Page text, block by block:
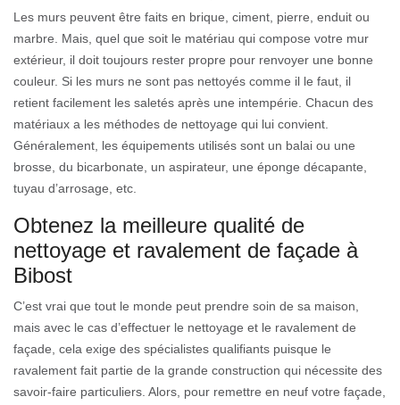
Les murs peuvent être faits en brique, ciment, pierre, enduit ou
marbre. Mais, quel que soit le matériau qui compose votre mur
extérieur, il doit toujours rester propre pour renvoyer une bonne
couleur. Si les murs ne sont pas nettoyés comme il le faut, il
retient facilement les saletés après une intempérie. Chacun des
matériaux a les méthodes de nettoyage qui lui convient.
Généralement, les équipements utilisés sont un balai ou une
brosse, du bicarbonate, un aspirateur, une éponge décapante,
tuyau d’arrosage, etc.
Obtenez la meilleure qualité de
nettoyage et ravalement de façade à
Bibost
C’est vrai que tout le monde peut prendre soin de sa maison,
mais avec le cas d’effectuer le nettoyage et le ravalement de
façade, cela exige des spécialistes qualifiants puisque le
ravalement fait partie de la grande construction qui nécessite des
savoir-faire particuliers. Alors, pour remettre en neuf votre façade,